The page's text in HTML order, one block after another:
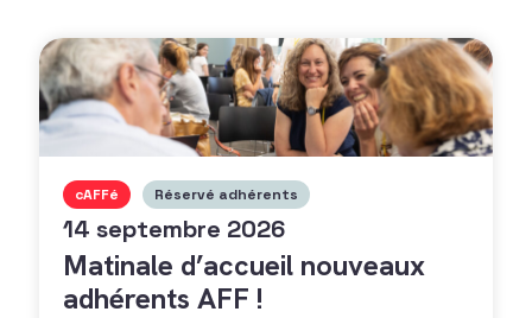
cAFFé Réservé adhérents
14 septembre 2026
Matinale d’accueil nouveaux
adhérents AFF !